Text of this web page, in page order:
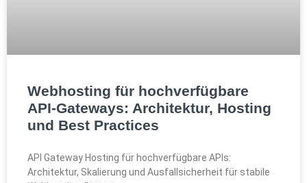
Webhosting für hochverfügbare
API-Gateways: Architektur, Hosting
und Best Practices
API Gateway Hosting für hochverfügbare APIs:
Architektur, Skalierung und Ausfallsicherheit für stabile